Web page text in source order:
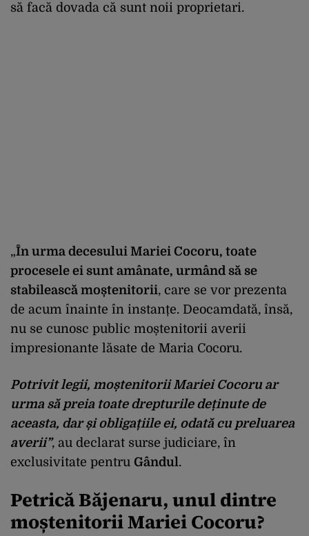
să facă dovada că sunt noii proprietari.
„În urma decesului Mariei Cocoru, toate
procesele ei sunt amânate, urmând să se
stabilească moștenitorii, care se vor prezenta
de acum înainte în instanțe. Deocamdată, însă,
nu se cunosc public moștenitorii averii
impresionante lăsate de Maria Cocoru.
Potrivit legii, moștenitorii Mariei Cocoru ar
urma să preia toate drepturile deținute de
aceasta, dar și obligațiile ei, odată cu preluarea
averii”, au declarat surse judiciare, în
exclusivitate pentru Gândul.
Petrică Băjenaru, unul dintre
moștenitorii Mariei Cocoru?